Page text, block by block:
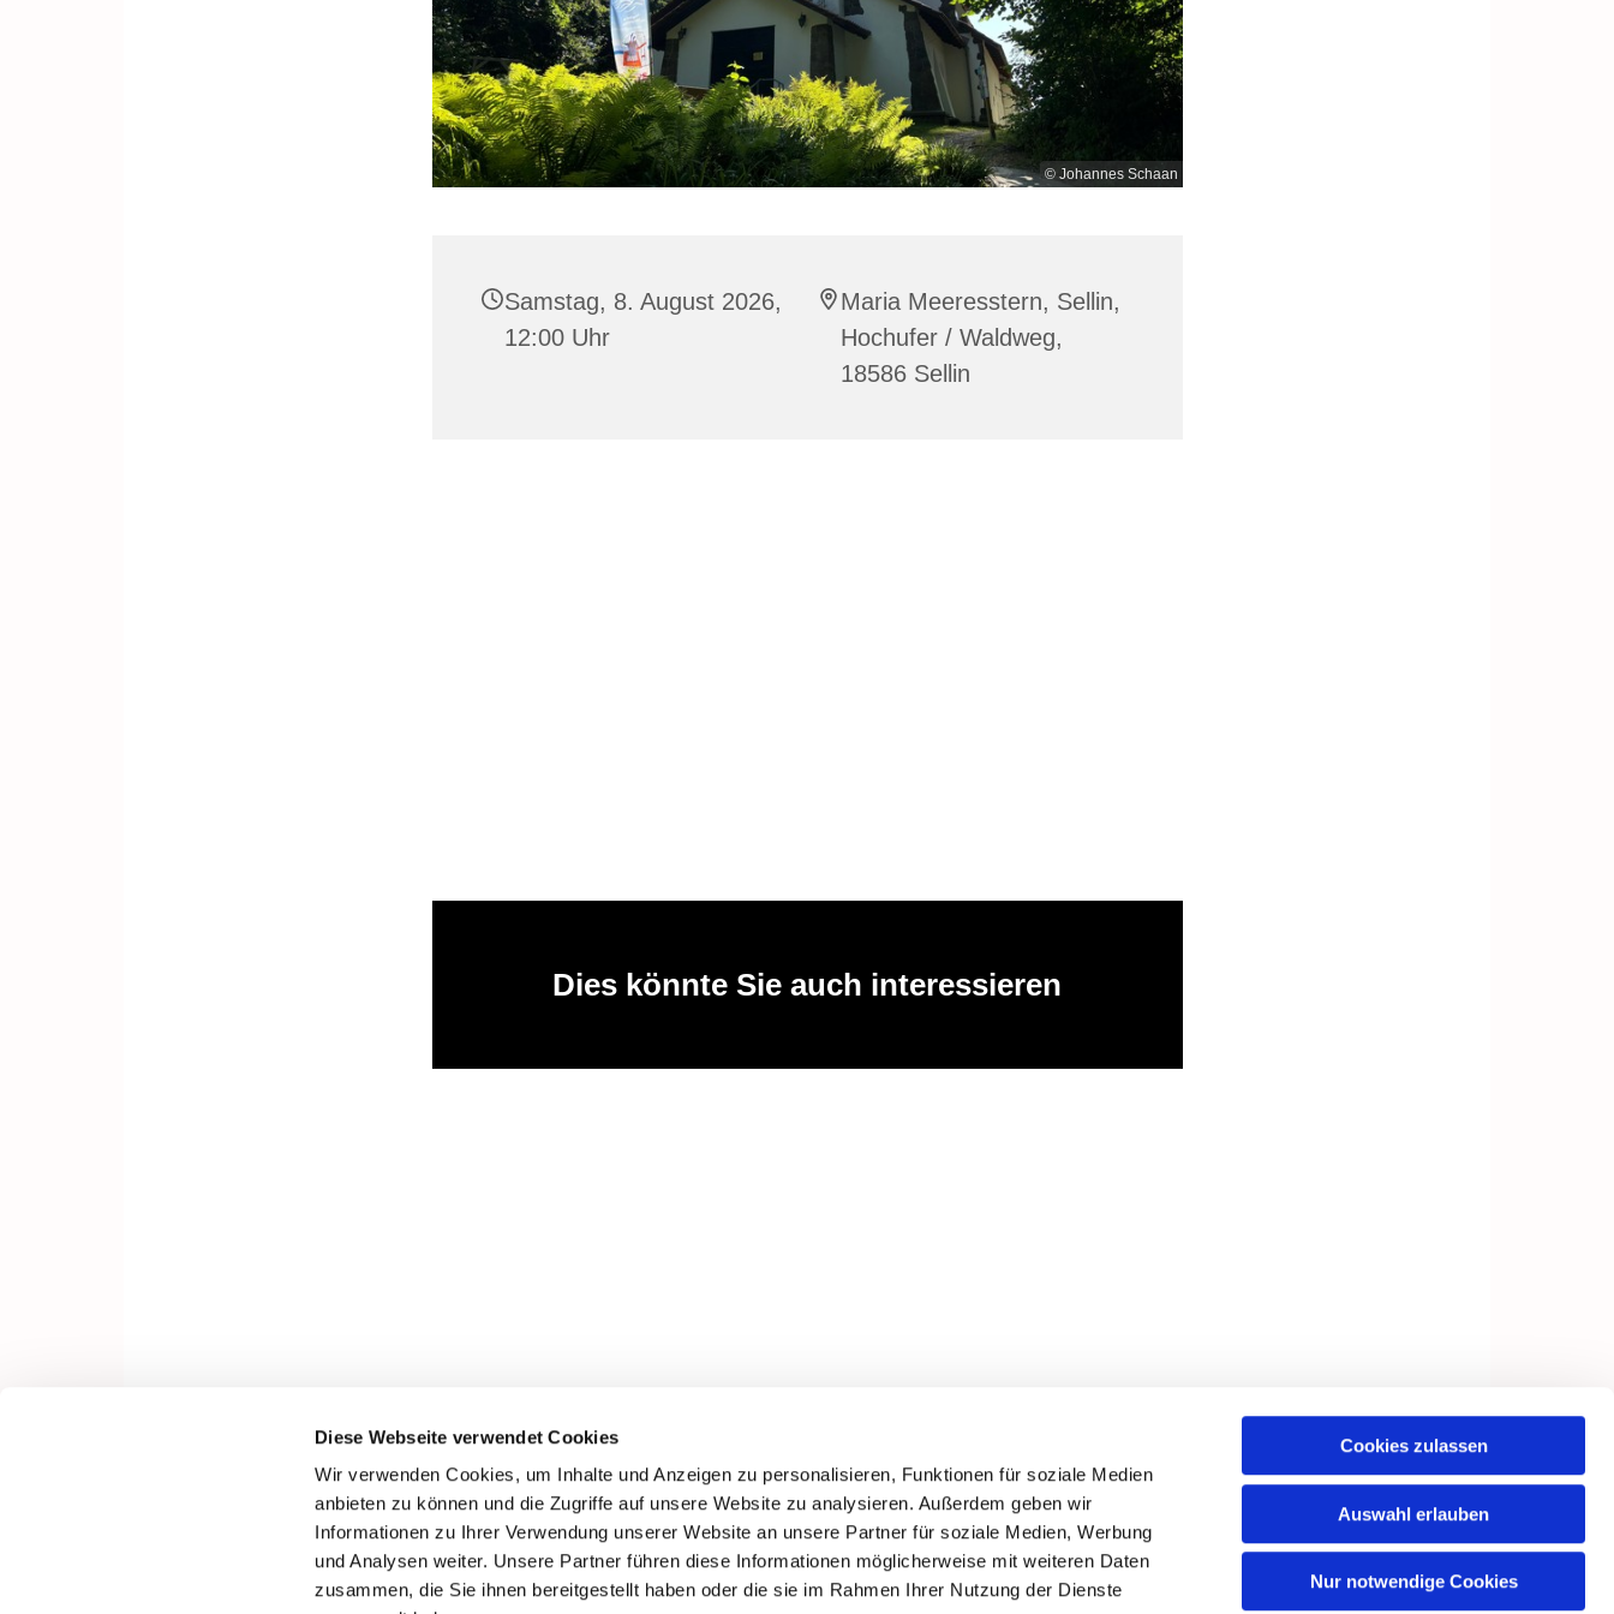
Diese Webseite verwendet Cookies
Wir verwenden Cookies, um Inhalte und Anzeigen zu personalisieren, Funktionen für soziale Medien
anbieten zu können und die Zugriffe auf unsere Website zu analysieren. Außerdem geben wir
Informationen zu Ihrer Verwendung unserer Website an unsere Partner für soziale Medien, Werbung
und Analysen weiter. Unsere Partner führen diese Informationen möglicherweise mit weiteren Daten
zusammen, die Sie ihnen bereitgestellt haben oder die sie im Rahmen Ihrer Nutzung der Dienste
Cookies zulassen
Auswahl erlauben
Nur notwendige Cookies
© Johannes Schaan
Samstag, 8. August 2026,
12:00 Uhr
Maria Meeresstern, Sellin,
Hochufer / Waldweg,
18586 Sellin
Dies könnte Sie auch interessieren